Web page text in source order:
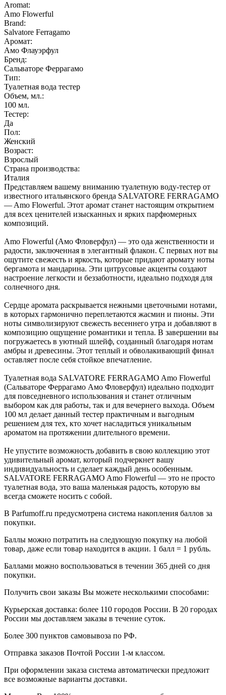
Aromat:
Amo Flowerful
Brand:
Salvatore Ferragamo
Аромат:
Амо Флауэрфул
Бренд:
Сальваторе Феррагамо
Тип:
Туалетная вода тестер
Объем, мл.:
100 мл.
Тестер:
Да
Пол:
Женский
Возраст:
Взрослый
Страна производства:
Италия
Представляем вашему вниманию туалетную воду-тестер от
известного итальянского бренда SALVATORE FERRAGAMO
— Amo Flowerful. Этот аромат станет настоящим открытием
для всех ценителей изысканных и ярких парфюмерных
композиций.
Amo Flowerful (Амо Фловерфул) — это ода женственности и
радости, заключенная в элегантный флакон. С первых нот вы
ощутите свежесть и яркость, которые придают аромату ноты
бергамота и мандарина. Эти цитрусовые акценты создают
настроение легкости и беззаботности, идеально подходя для
солнечного дня.
Сердце аромата раскрывается нежными цветочными нотами,
в которых гармонично переплетаются жасмин и пионы. Эти
ноты символизируют свежесть весеннего утра и добавляют в
композицию ощущение романтики и тепла. В завершении вы
погружаетесь в уютный шлейф, созданный благодаря нотам
амбры и древесины. Этот теплый и обволакивающий финал
оставляет после себя стойкое впечатление.
Туалетная вода SALVATORE FERRAGAMO Amo Flowerful
(Сальваторе Феррагамо Амо Фловерфул) идеально подходит
для повседневного использования и станет отличным
выбором как для работы, так и для вечернего выхода. Объем
100 мл делает данный тестер практичным и выгодным
решением для тех, кто хочет насладиться уникальным
ароматом на протяжении длительного времени.
Не упустите возможность добавить в свою коллекцию этот
удивительный аромат, который подчеркнет вашу
индивидуальность и сделает каждый день особенным.
SALVATORE FERRAGAMO Amo Flowerful — это не просто
туалетная вода, это ваша маленькая радость, которую вы
всегда сможете носить с собой.
В Parfumoff.ru предусмотрена система накопления баллов за
покупки.
Баллы можно потратить на следующую покупку на любой
товар, даже если товар находится в акции. 1 балл = 1 рубль.
Баллами можно воспользоваться в течении 365 дней со дня
покупки.
Получить свои заказы Вы можете несколькими способами:
Курьерская доставка: более 110 городов России. В 20 городах
России мы доставляем заказы в течение суток.
Более 300 пунктов самовывоза по РФ.
Отправка заказов Почтой России 1-м классом.
При оформлении заказа система автоматически предложит
все возможные варианты доставки.